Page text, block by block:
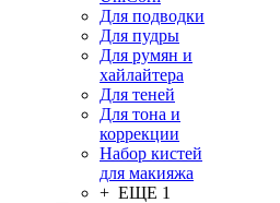
Для подводки
Для пудры
Для румян и
хайлайтера
Для теней
Для тона и
коррекции
Набор кистей
для макияжа
+ ЕЩЕ 1